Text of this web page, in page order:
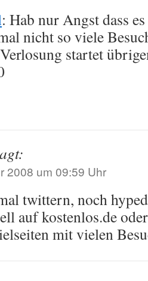
: Hab nur Angst dass
nicht so viele
startet
2008 um 09:59 Uhr
twittern, noch
auf kostenlos.de
mit vielen